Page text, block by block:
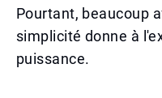
Pourtant, beaucoup
simplicité donne à
puissance.